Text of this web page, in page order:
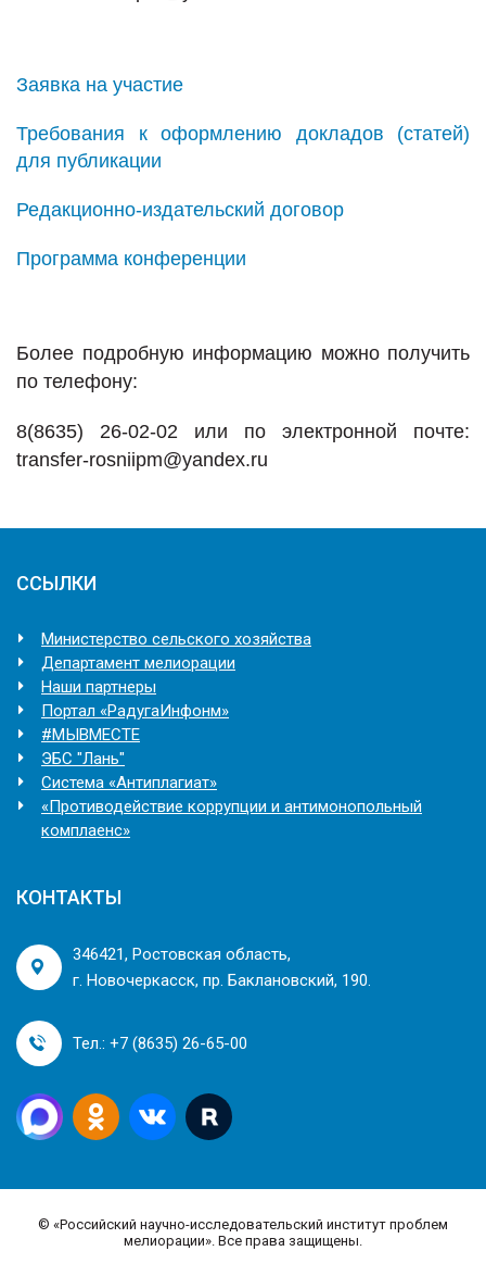
Заявка на участие
Требования к оформлению докладов (статей)
для публикации
Редакционно-издательский договор
Программа конференции
Более подробную информацию можно получить
по телефону:
8(8635) 26-02-02 или по электронной почте:
transfer-rosniipm@yandex.ru
ССЫЛКИ
Министерство сельского хозяйства
Департамент мелиорации
Наши партнеры
Портал «РадугаИнфонм»
#МЫВМЕСТЕ
ЭБС "Лань"
Система «Антиплагиат»
«Противодействие коррупции и антимонопольный
комплаенс»
КОНТАКТЫ
346421, Ростовская область,
г. Новочеркасск, пр. Баклановский, 190.
Тел.: +7 (8635) 26-65-00
© «Российский научно-исследовательский институт проблем
мелиорации». Все права защищены.